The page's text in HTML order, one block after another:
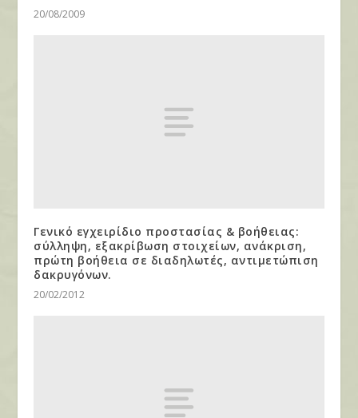
20/08/2009
Γενικό εγχειρίδιο προστασίας & βοήθειας:
σύλληψη, εξακρίβωση στοιχείων, ανάκριση,
πρώτη βοήθεια σε διαδηλωτές, αντιμετώπιση
δακρυγόνων.
20/02/2012